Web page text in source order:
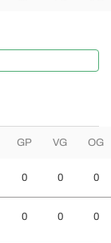
GP VG OG
0 0 0
0 0 0